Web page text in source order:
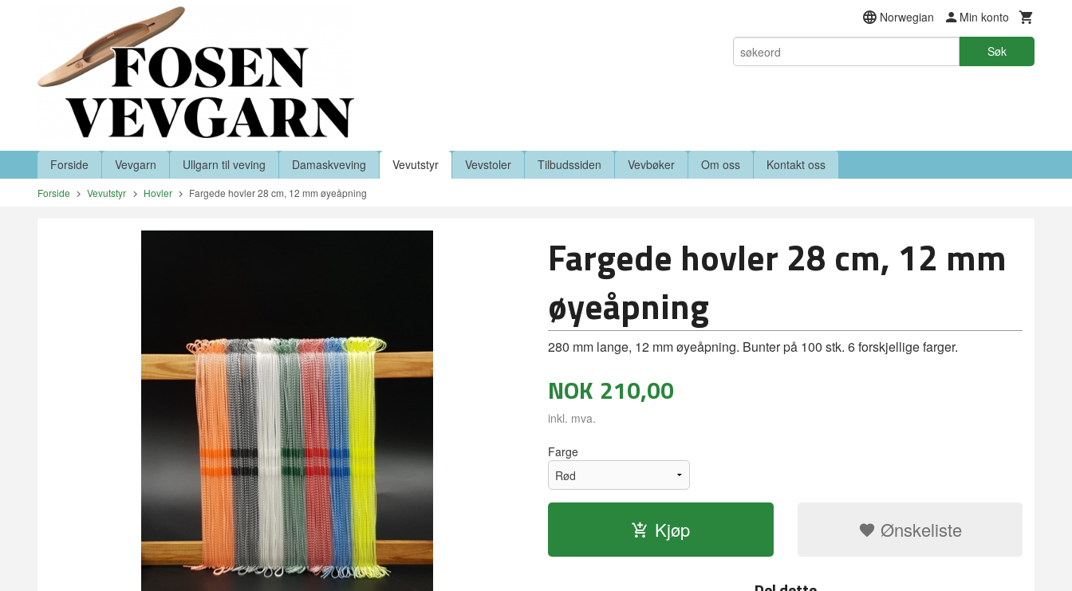
Norwegian Min konto
Søk
Produkter
Forside Vevgarn Ullgarn til veving Damaskveving Vevutstyr Vevstoler Tilbudssiden Vevbøker Om oss Kontakt oss
Forside Vevutstyr Hovler Fargede hovler 28 cm, 12 mm øyeåpning
Fargede hovler 28 cm, 12 mm
øyeåpning
280 mm lange, 12 mm øyeåpning. Bunter på 100 stk. 6 forskjellige farger.
NOK 210,00
inkl. mva.
Farge
Kjøp Ønskeliste